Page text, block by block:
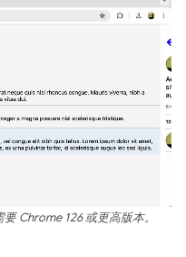
Chrome 126 或更高版本。